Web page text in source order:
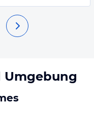
Umgebung